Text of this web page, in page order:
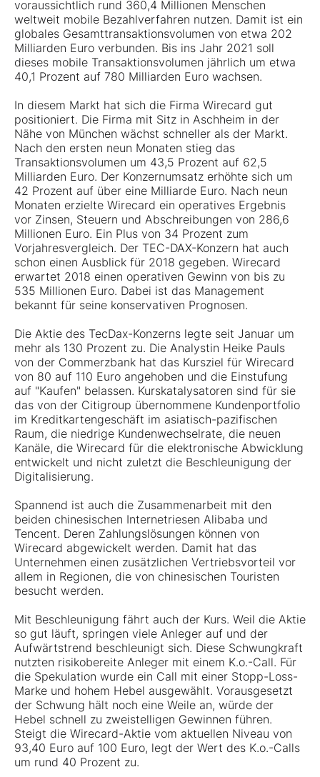
voraussichtlich rund 360,4 Millionen Menschen
weltweit mobile Bezahlverfahren nutzen. Damit ist ein
globales Gesamttransaktionsvolumen von etwa 202
Milliarden Euro verbunden. Bis ins Jahr 2021 soll
dieses mobile Transaktionsvolumen jährlich um etwa
40,1 Prozent auf 780 Milliarden Euro wachsen.
In diesem Markt hat sich die Firma Wirecard gut
positioniert. Die Firma mit Sitz in Aschheim in der
Nähe von München wächst schneller als der Markt.
Nach den ersten neun Monaten stieg das
Transaktionsvolumen um 43,5 Prozent auf 62,5
Milliarden Euro. Der Konzernumsatz erhöhte sich um
42 Prozent auf über eine Milliarde Euro. Nach neun
Monaten erzielte Wirecard ein operatives Ergebnis
vor Zinsen, Steuern und Abschreibungen von 286,6
Millionen Euro. Ein Plus von 34 Prozent zum
Vorjahresvergleich. Der TEC-DAX-Konzern hat auch
schon einen Ausblick für 2018 gegeben. Wirecard
erwartet 2018 einen operativen Gewinn von bis zu
535 Millionen Euro. Dabei ist das Management
bekannt für seine konservativen Prognosen.
Die Aktie des TecDax-Konzerns legte seit Januar um
mehr als 130 Prozent zu. Die Analystin Heike Pauls
von der Commerzbank hat das Kursziel für Wirecard
von 80 auf 110 Euro angehoben und die Einstufung
auf "Kaufen" belassen. Kurskatalysatoren sind für sie
das von der Citigroup übernommene Kundenportfolio
im Kreditkartengeschäft im asiatisch-pazifischen
Raum, die niedrige Kundenwechselrate, die neuen
Kanäle, die Wirecard für die elektronische Abwicklung
entwickelt und nicht zuletzt die Beschleunigung der
Digitalisierung.
Spannend ist auch die Zusammenarbeit mit den
beiden chinesischen Internetriesen Alibaba und
Tencent. Deren Zahlungslösungen können von
Wirecard abgewickelt werden. Damit hat das
Unternehmen einen zusätzlichen Vertriebsvorteil vor
allem in Regionen, die von chinesischen Touristen
besucht werden.
Mit Beschleunigung fährt auch der Kurs. Weil die Aktie
so gut läuft, springen viele Anleger auf und der
Aufwärtstrend beschleunigt sich. Diese Schwungkraft
nutzten risikobereite Anleger mit einem K.o.-Call. Für
die Spekulation wurde ein Call mit einer Stopp-Loss-
Marke und hohem Hebel ausgewählt. Vorausgesetzt
der Schwung hält noch eine Weile an, würde der
Hebel schnell zu zweistelligen Gewinnen führen.
Steigt die Wirecard-Aktie vom aktuellen Niveau von
93,40 Euro auf 100 Euro, legt der Wert des K.o.-Calls
um rund 40 Prozent zu.